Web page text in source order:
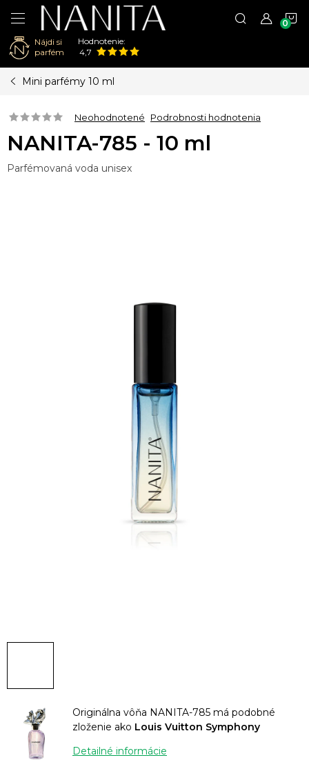
Nájdi si
parfém
Hodnotenie:
4,7
Mini parfémy 10 ml
Neohodnotené Podrobnosti hodnotenia
NANITA-785 - 10 ml
Parfémovaná voda unisex
Originálna vôňa NANITA-785 má podobné
zloženie ako Louis Vuitton Symphony
Detailné informácie